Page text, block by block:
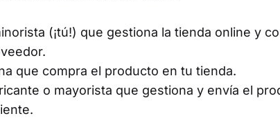
(¡tú!) que gestiona la tienda online y
que compra el producto en tu tienda.
o mayorista que gestiona y envía el